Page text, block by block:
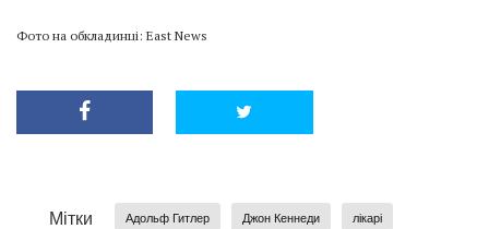
Фото на обкладинці: East News
Мітки Адольф Гитлер Джон Кеннеди лікарі